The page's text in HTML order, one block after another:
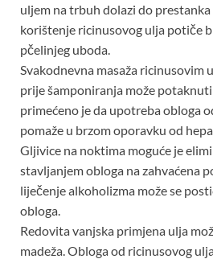
uljem na trbuh dolazi do prestanka
korištenje ricinusovog ulja potiče
pčelinjeg uboda.
Svakodnevna masaža ricinusovim
prije šamponiranja može potaknuti
primećeno je da upotreba obloga
pomaže u brzom oporavku od
Gljivice na noktima moguće je
stavljanjem obloga na zahvaćena
liječenje alkoholizma može se
obloga.
Redovita vanjska primjena ulja
madeža. Obloga od ricinusovog